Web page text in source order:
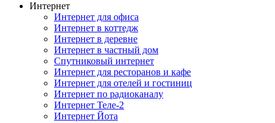
Интернет
Интернет для офиса
Интернет в коттедж
Интернет в деревне
Интернет в частный дом
Спутниковый интернет
Интернет для ресторанов и кафе
Интернет для отелей и гостиниц
Интернет по радиоканалу
Интернет Теле-2
Интернет Йота